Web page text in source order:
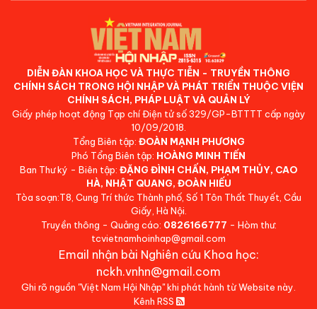
DIỄN ĐÀN KHOA HỌC VÀ THỰC TIỄN - TRUYỀN THÔNG
CHÍNH SÁCH TRONG HỘI NHẬP VÀ PHÁT TRIỂN THUỘC VIỆN
CHÍNH SÁCH, PHÁP LUẬT VÀ QUẢN LÝ
Giấy phép hoạt động Tạp chí Điện tử số 329/GP-BTTTT cấp ngày
10/09/2018.
Tổng Biên tập: ĐOÀN MẠNH PHƯƠNG
Phó Tổng Biên tập: HOÀNG MINH TIẾN
Ban Thư ký - Biên tập: ĐẶNG ĐÌNH CHẤN, PHẠM THỦY, CAO
HÀ, NHẬT QUANG, ĐOÀN HIẾU
Tòa soạn:T8, Cung Trí thức Thành phố, Số 1 Tôn Thất Thuyết, Cầu
Giấy, Hà Nội.
Truyền thông - Quảng cáo: 0826166777 - Hòm thư:
tcvietnamhoinhap@gmail.com
Email nhận bài Nghiên cứu Khoa học:
nckh.vnhn@gmail.com
Ghi rõ nguồn "Việt Nam Hội Nhập" khi phát hành từ Website này.
Kênh RSS